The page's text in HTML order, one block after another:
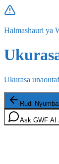
Halmashauri ya
Ukurasa
Rudi
Ask GWF AI